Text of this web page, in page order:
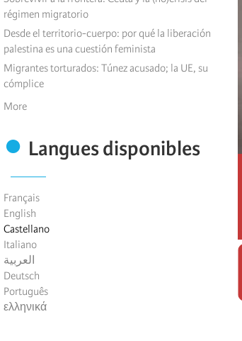
régimen migratorio
Desde el territorio-cuerpo: por qué la liberación
palestina es una cuestión feminista
Migrantes torturados: Túnez acusado; la UE, su
cómplice
More
Langues disponibles
Français
English
Castellano
Italiano
العربية
Deutsch
Português
ελληνικά